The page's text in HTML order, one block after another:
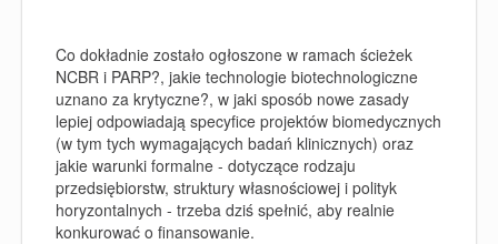
Co dokładnie zostało ogłoszone w ramach ścieżek
NCBR i PARP?, jakie technologie biotechnologiczne
uznano za krytyczne?, w jaki sposób nowe zasady
lepiej odpowiadają specyfice projektów biomedycznych
(w tym tych wymagających badań klinicznych) oraz
jakie warunki formalne - dotyczące rodzaju
przedsiębiorstw, struktury własnościowej i polityk
horyzontalnych - trzeba dziś spełnić, aby realnie
konkurować o finansowanie.